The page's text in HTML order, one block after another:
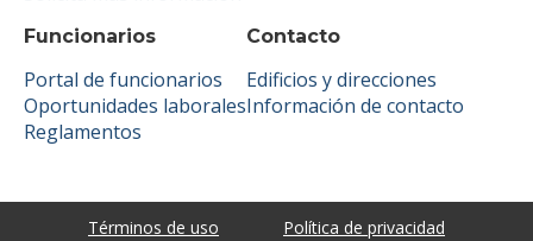
Funcionarios
Portal de funcionarios
Oportunidades laborales
Reglamentos
Contacto
Edificios y direcciones
Información de contacto
Términos de uso Política de privacidad